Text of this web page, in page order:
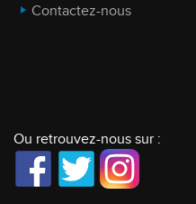
Contactez-nous
Ou retrouvez-nous sur :